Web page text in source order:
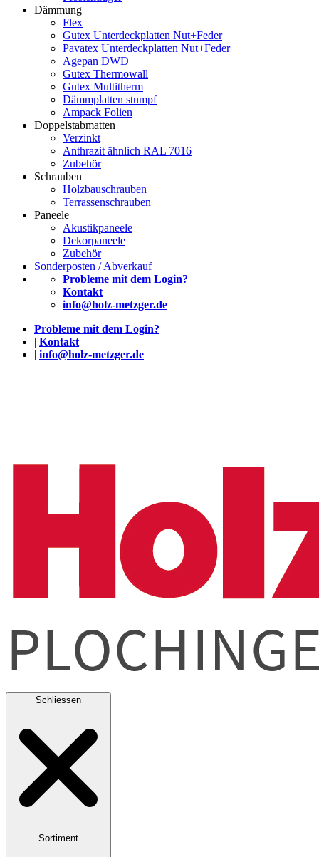
Dämmung
Flex
Gutex Unterdeckplatten Nut+Feder
Pavatex Unterdeckplatten Nut+Feder
Agepan DWD
Gutex Thermowall
Gutex Multitherm
Dämmplatten stumpf
Ampack Folien
Doppelstabmatten
Verzinkt
Anthrazit ähnlich RAL 7016
Zubehör
Schrauben
Holzbauschrauben
Terrassenschrauben
Paneele
Akustikpaneele
Dekorpaneele
Zubehör
Sonderposten / Abverkauf
Probleme mit dem Login?
Kontakt
info@holz-metzger.de
Probleme mit dem Login?
| Kontakt
| info@holz-metzger.de
Schliessen
Sortiment